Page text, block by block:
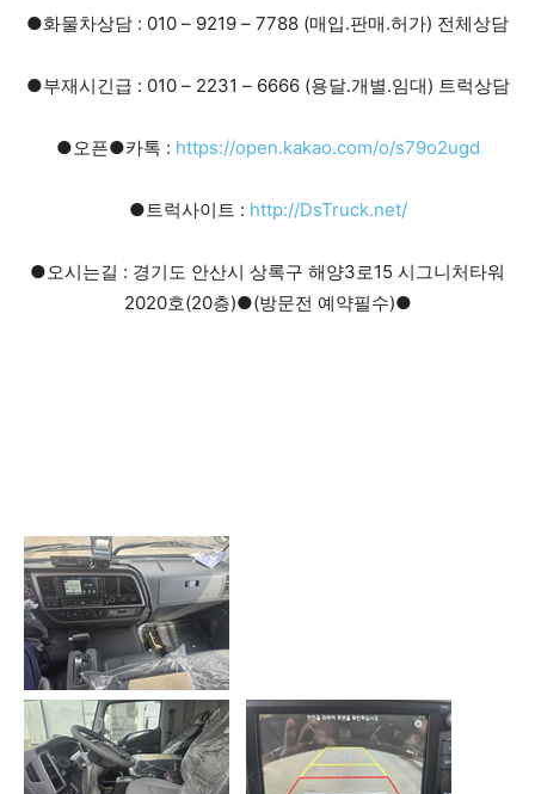
●화물차상담 : 010 – 9219 – 7788 (매입.판매.허가) 전체상담
●부재시긴급 : 010 – 2231 – 6666 (용달.개별.임대) 트럭상담
●오픈●카톡 : https://open.kakao.com/o/s79o2ugd
●트럭사이트 : http://DsTruck.net/
●오시는길 : 경기도 안산시 상록구 해양3로15 시그니처타워
2020호(20층)●(방문전 예약필수)●